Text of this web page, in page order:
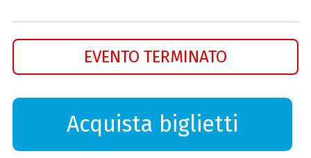
EVENTO TERMINATO
Acquista biglietti